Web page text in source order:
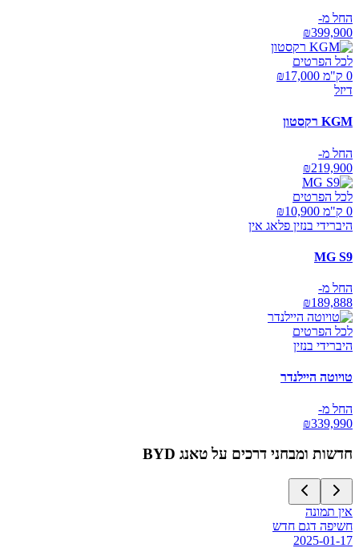
החל מ-
₪399,900
לכל הפרטים
0 ק"מ ₪
17,000
דיזל
KGM רקסטון
החל מ-
₪219,900
לכל הפרטים
0 ק"מ ₪
10,900
היברידי בנזין פלאג אין
MG S9
החל מ-
₪189,888
לכל הפרטים
היברידי בנזין
טויוטה היילנדר
החל מ-
₪339,990
חדשות ומבחני דרכים על BYD טאנג
אין תמונה
חשיפה דגם חדש
2025-01-17